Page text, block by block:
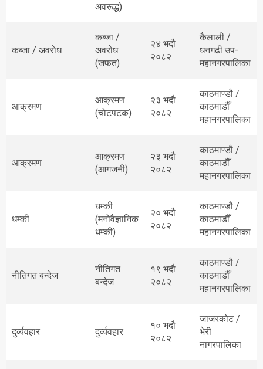
अवरूद्ध)
कब्जा / अवराेध
कब्जा /
अवरोध
(जफत)
२४ भदौ
२०८२
कैलाली /
धनगढी उप-
महानगरपालिका
आक्रमण
आक्रमण
(चोटपटक)
२३ भदौ
२०८२
काठमाण्डौ /
काठमाडौँ
महानगरपालिका
आक्रमण
आक्रमण
(आगजनी)
२३ भदौ
२०८२
काठमाण्डौ /
काठमाडौँ
महानगरपालिका
धम्की
धम्की
(मनोवैज्ञानिक
धम्की)
२० भदौ
२०८२
काठमाण्डौ /
काठमाडौँ
महानगरपालिका
नीतिगत बन्देज
नीतिगत
बन्देज
१९ भदौ
२०८२
काठमाण्डौ /
काठमाडौँ
महानगरपालिका
दुर्व्यवहार दुर्व्यवहार
१० भदौ
२०८२
जाजरकोट /
भेरी
नागरपालिका